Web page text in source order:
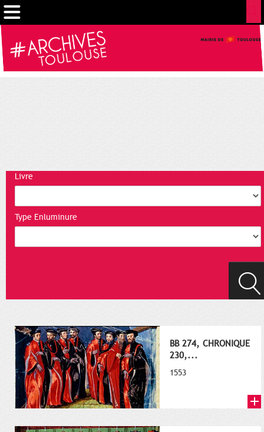
Livre
Type Enluminure
BB 274, CHRONIQUE
230,...
1553
Gestion de vos préférences sur les cookies